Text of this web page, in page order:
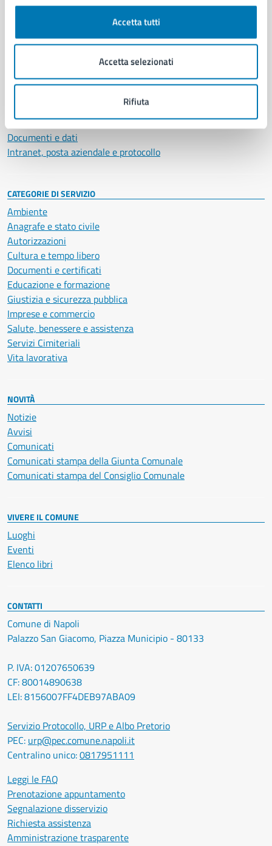
Accetta tutti
Accetta selezionati
Rifiuta
Aree amministrative
Organi di governo
Uffici
Personale amministrativo
Documenti e dati
Intranet, posta aziendale e protocollo
CATEGORIE DI SERVIZIO
Ambiente
Anagrafe e stato civile
Autorizzazioni
Cultura e tempo libero
Documenti e certificati
Educazione e formazione
Giustizia e sicurezza pubblica
Imprese e commercio
Salute, benessere e assistenza
Servizi Cimiteriali
Vita lavorativa
NOVITÀ
Notizie
Avvisi
Comunicati
Comunicati stampa della Giunta Comunale
Comunicati stampa del Consiglio Comunale
VIVERE IL COMUNE
Luoghi
Eventi
Elenco libri
CONTATTI
Comune di Napoli
Palazzo San Giacomo, Piazza Municipio - 80133
P. IVA: 01207650639
CF: 80014890638
LEI: 8156007FF4DEB97ABA09
Servizio Protocollo, URP e Albo Pretorio
PEC: urp@pec.comune.napoli.it
Centralino unico:0817951111
Leggi le FAQ
Prenotazione appuntamento
Segnalazione disservizio
Richiesta assistenza
Amministrazione trasparente